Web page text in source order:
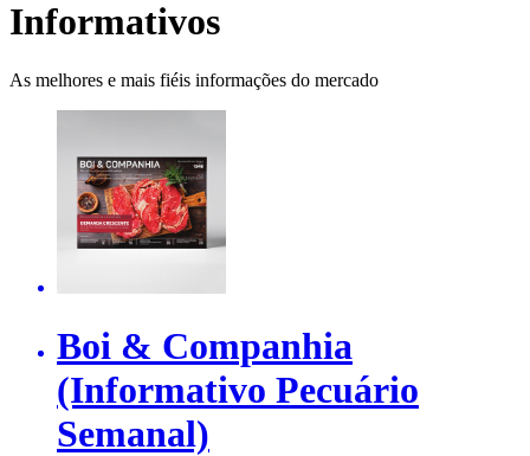
Informativos
As melhores e mais fiéis informações do mercado
Boi & Companhia
(Informativo Pecuário
Semanal)